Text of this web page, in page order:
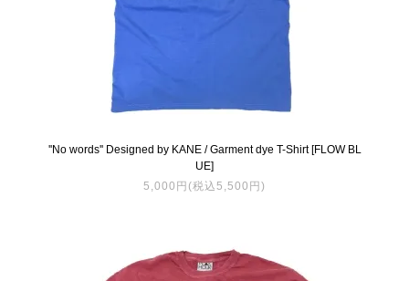
''No words'' Designed by KANE / Garment dye T-Shirt [FLOW BL
UE]
5,000円(税込5,500円)